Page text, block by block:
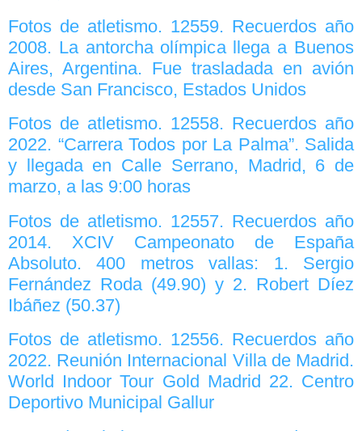
Fotos de atletismo. 12559. Recuerdos año
2008. La antorcha olímpica llega a Buenos
Aires, Argentina. Fue trasladada en avión
desde San Francisco, Estados Unidos
Fotos de atletismo. 12558. Recuerdos año
2022. “Carrera Todos por La Palma”. Salida
y llegada en Calle Serrano, Madrid, 6 de
marzo, a las 9:00 horas
Fotos de atletismo. 12557. Recuerdos año
2014. XCIV Campeonato de España
Absoluto. 400 metros vallas: 1. Sergio
Fernández Roda (49.90) y 2. Robert Díez
Ibáñez (50.37)
Fotos de atletismo. 12556. Recuerdos año
2022. Reunión Internacional Villa de Madrid.
World Indoor Tour Gold Madrid 22. Centro
Deportivo Municipal Gallur